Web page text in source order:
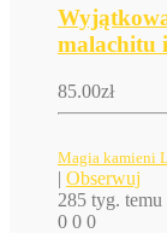
malachitu
85.00zł
Magia kamieni
| Obserwuj
285 tyg. temu
0 0 0